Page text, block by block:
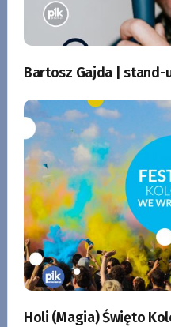
Bartosz Gajda | stand-
Holi (Magia) Święto